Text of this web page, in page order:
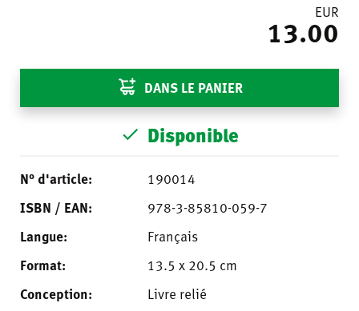
EUR
13.00
DANS LE PANIER
Disponible
N° d'article:
190014
ISBN / EAN:
978-3-85810-059-7
Langue:
Français
Format:
13.5 x 20.5 cm
Conception:
Livre relié